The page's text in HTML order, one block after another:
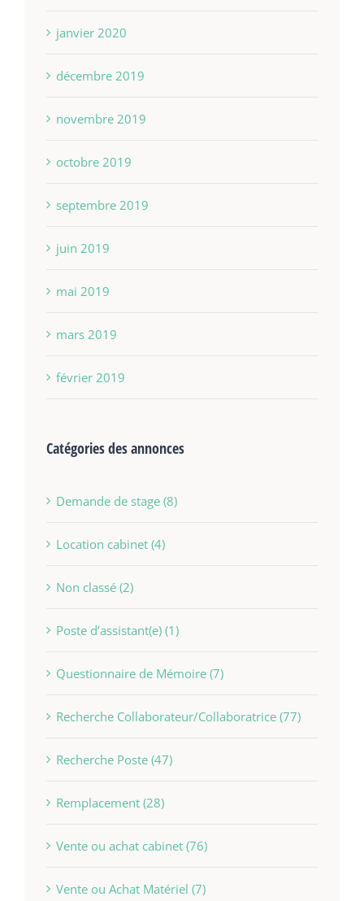
janvier 2020
décembre 2019
novembre 2019
octobre 2019
septembre 2019
juin 2019
mai 2019
mars 2019
février 2019
Catégories des annonces
Demande de stage (8)
Location cabinet (4)
Non classé (2)
Poste d’assistant(e) (1)
Questionnaire de Mémoire (7)
Recherche Collaborateur/Collaboratrice (77)
Recherche Poste (47)
Remplacement (28)
Vente ou achat cabinet (76)
Vente ou Achat Matériel (7)